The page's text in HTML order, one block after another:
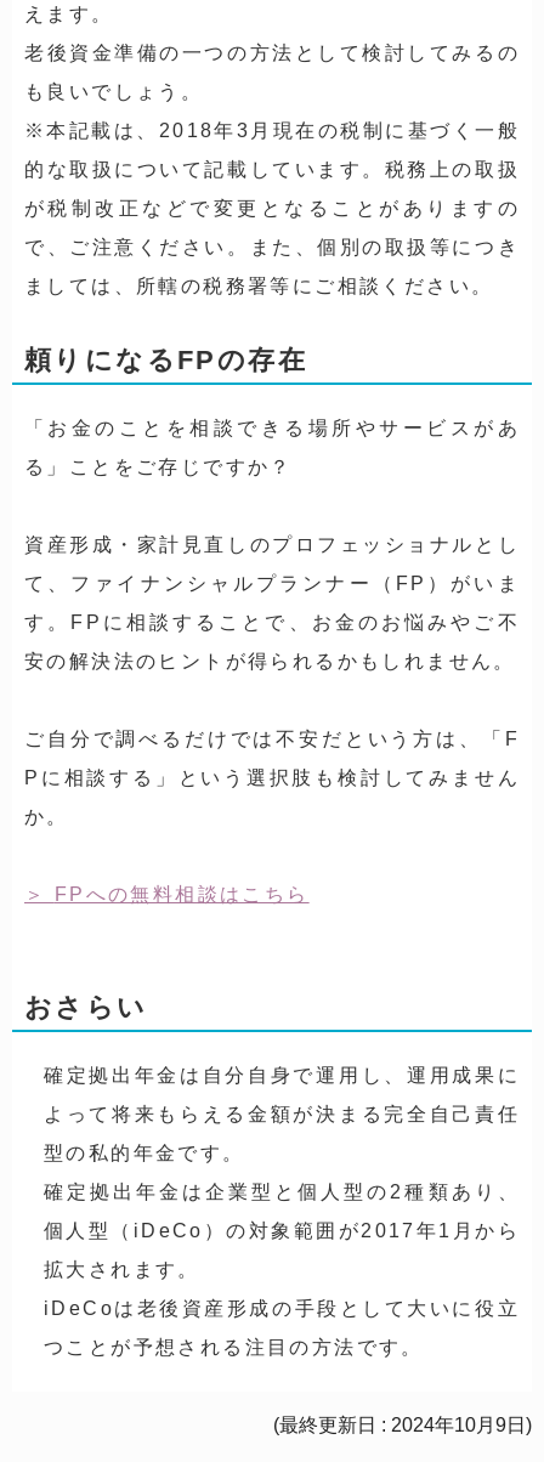
えます。
老後資金準備の一つの方法として検討してみるの
も良いでしょう。
※本記載は、2018年3月現在の税制に基づく一般
的な取扱について記載しています。税務上の取扱
が税制改正などで変更となることがありますの
で、ご注意ください。また、個別の取扱等につき
ましては、所轄の税務署等にご相談ください。
頼りになるFPの存在
「お金のことを相談できる場所やサービスがあ
る」ことをご存じですか？
資産形成・家計見直しのプロフェッショナルとし
て、ファイナンシャルプランナー（FP）がいま
す。FPに相談することで、お金のお悩みやご不
安の解決法のヒントが得られるかもしれません。
ご自分で調べるだけでは不安だという方は、「F
Pに相談する」という選択肢も検討してみません
か。
FPへの無料相談はこちら
おさらい
確定拠出年金は自分自身で運用し、運用成果に
よって将来もらえる金額が決まる完全自己責任
型の私的年金です。
確定拠出年金は企業型と個人型の2種類あり、
個人型（iDeCo）の対象範囲が2017年1月から
拡大されます。
iDeCoは老後資産形成の手段として大いに役立
つことが予想される注目の方法です。
(最終更新日 : 2024年10月9日)